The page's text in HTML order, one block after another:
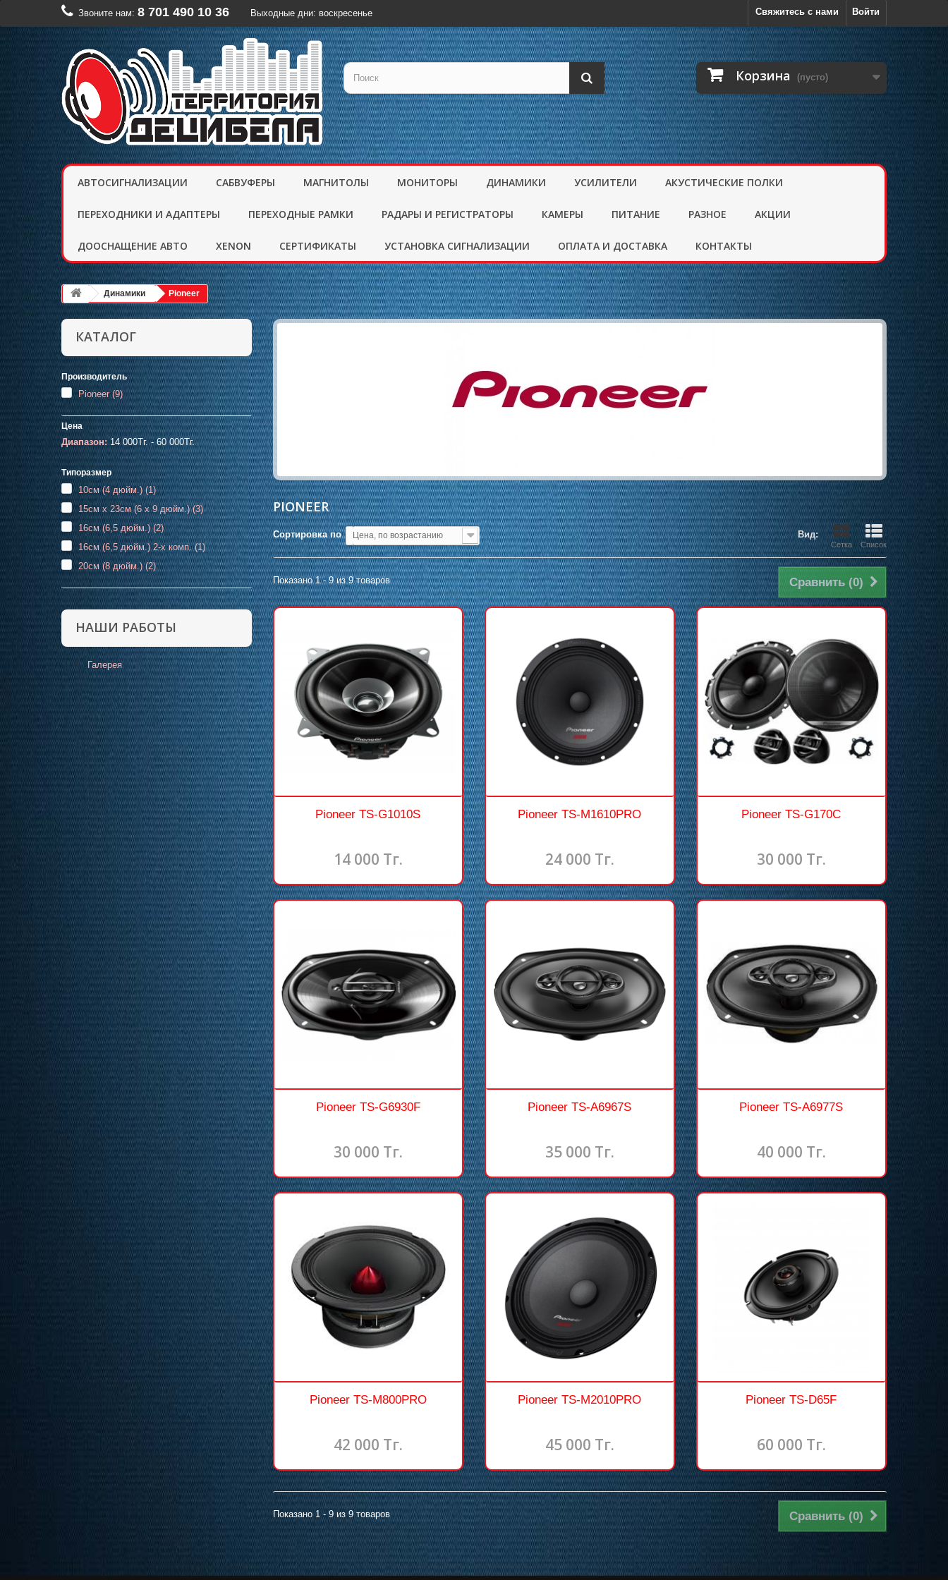
Войти
Свяжитесь с нами
Звоните нам: 8 701 490 10 36 Выходные дни: воскресенье
Корзина (пусто)
АВТОСИГНАЛИЗАЦИИ САБВУФЕРЫ МАГНИТОЛЫ МОНИТОРЫ ДИНАМИКИ УСИЛИТЕЛИ АКУСТИЧЕСКИЕ ПОЛКИ
ПЕРЕХОДНИКИ И АДАПТЕРЫ ПЕРЕХОДНЫЕ РАМКИ РАДАРЫ И РЕГИСТРАТОРЫ КАМЕРЫ ПИТАНИЕ РАЗНОЕ АКЦИИ
ДООСНАЩЕНИЕ АВТО XENON CЕРТИФИКАТЫ УСТАНОВКА СИГНАЛИЗАЦИИ ОПЛАТА И ДОСТАВКА КОНТАКТЫ
Динамики Pioneer
КАТАЛОГ
Производитель
Pioneer(9)
Цена
Диапазон: 14 000Тг. - 60 000Тг.
Типоразмер
10см (4 дюйм.)(1)
15см х 23см (6 х 9 дюйм.)(3)
16см (6,5 дюйм.)(2)
16см (6,5 дюйм.) 2-х комп.(1)
20см (8 дюйм.)(2)
НАШИ РАБОТЫ
Галерея
PIONEER
Вид:
Сетка Список
Сортировка по Цена, по возрастанию
Сравнить (0)
Показано 1 - 9 из 9 товаров
Pioneer TS-G1010S
14 000 Тг.
Pioneer TS-M1610PRO
24 000 Тг.
Pioneer TS-G170C
30 000 Тг.
Pioneer TS-G6930F
30 000 Тг.
Pioneer TS-A6967S
35 000 Тг.
Pioneer TS-A6977S
40 000 Тг.
Pioneer TS-M800PRO
42 000 Тг.
Pioneer TS-M2010PRO
45 000 Тг.
Pioneer TS-D65F
60 000 Тг.
Сравнить (0)
Показано 1 - 9 из 9 товаров